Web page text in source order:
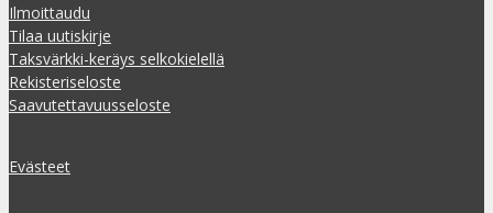
Ilmoittaudu
Tilaa uutiskirje
Taksvärkki-keräys selkokielellä
Rekisteriseloste
Saavutettavuusseloste
Evästeet